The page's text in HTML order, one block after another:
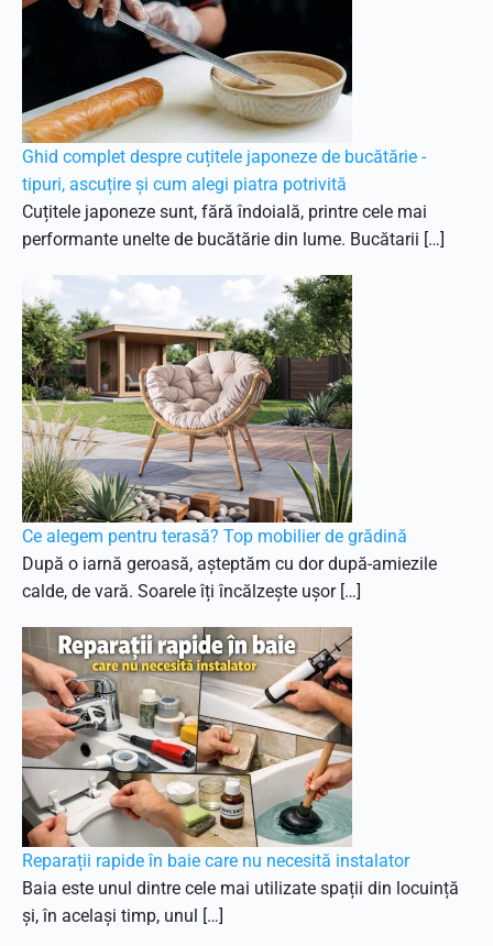
Ghid complet despre cuțitele japoneze de bucătărie -
tipuri, ascuțire și cum alegi piatra potrivită
Cuțitele japoneze sunt, fără îndoială, printre cele mai
performante unelte de bucătărie din lume. Bucătarii […]
Ce alegem pentru terasă? Top mobilier de grădină
După o iarnă geroasă, așteptăm cu dor după-amiezile
calde, de vară. Soarele îți încălzește ușor […]
Reparații rapide în baie care nu necesită instalator
Baia este unul dintre cele mai utilizate spații din locuință
și, în același timp, unul […]